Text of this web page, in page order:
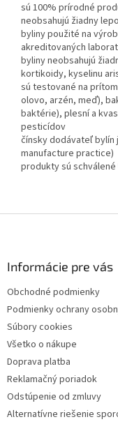
sú 100% prírodné
neobsahujú žiadny
byliny použité na
akreditovaných
byliny neobsahujú
kortikoidy, kyselinu
sú testované na
olovo, arzén, meď),
baktérie), plesní a
pesticídov
čínsky dodávateľ bylín
manufacture practice)
produkty sú schválené
Informácie pre vás
Obchodné podmienky
Podmienky ochrany
Súbory cookies
Všetko o nákupe
Doprava platba
Reklamačný poriadok
Odstúpenie od zmluvy
Alternatívne riešenie